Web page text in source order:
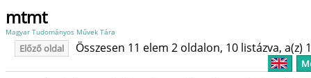
mtmt
Magyar Tudományos Művek Tára
Előző oldal Összesen 11 elem 2 oldalon, 10 listázva, a(z)